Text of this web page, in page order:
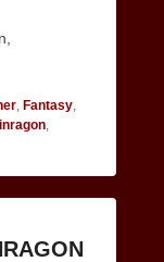
, Fantasy,
,